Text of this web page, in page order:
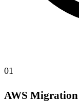
01
AWS Migration